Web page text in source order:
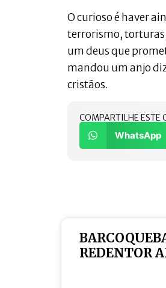
O curioso é haver
terrorismo,
um deus que
mandou um anjo
cristãos.
COMPARTILHE ESTE
WhatsApp
REDENTOR